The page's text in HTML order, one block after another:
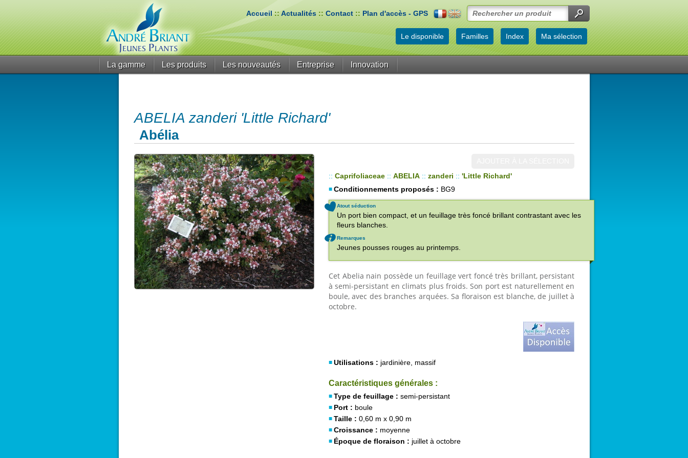
Accueil::Actualités :: Contact :: Plan d'accès - GPS
Le disponible Familles Index Ma sélection
La gamme Les produits Les nouveautés Entreprise Innovation
ABELIA zanderi 'Little Richard'
Abélia
:: Caprifoliaceae :: ABELIA :: zanderi :: 'Little Richard'
Conditionnements proposés : BG9
Atout séduction
Un port bien compact, et un feuillage très foncé brillant contrastant avec les
fleurs blanches.
Remarques
Jeunes pousses rouges au printemps.
Cet Abelia nain possède un feuillage vert foncé très brillant, persistant
à semi-persistant en climats plus froids. Son port est naturellement en
boule, avec des branches arquées. Sa floraison est blanche, de juillet à
octobre.
Utilisations : jardinière, massif
Caractéristiques générales :
Type de feuillage : semi-persistant
Port : boule
Taille : 0,60 m x 0,90 m
Croissance : moyenne
Époque de floraison : juillet à octobre